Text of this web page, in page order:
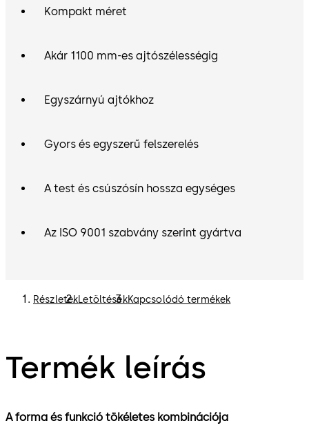
Kompakt méret
Akár 1100 mm-es ajtószélességig
Egyszárnyú ajtókhoz
Gyors és egyszerű felszerelés
A test és csúszósín hossza egységes
Az ISO 9001 szabvány szerint gyártva
RészletekLetöltésekKapcsolódó termékek
Termék leírás
A forma és funkció tökéletes kombinációja